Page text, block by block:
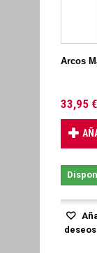
Arcos
33,95 €
deseos